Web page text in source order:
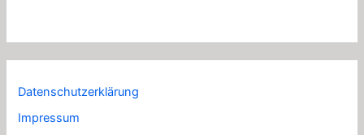
Datenschutzerklärung
Impressum